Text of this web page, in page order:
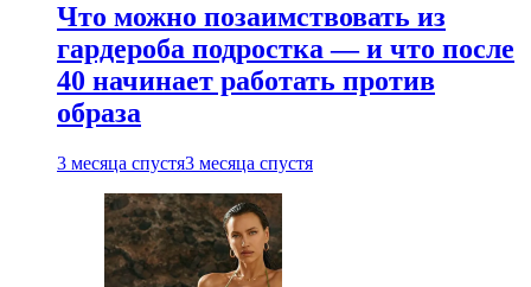
Что можно позаимствовать из
гардероба подростка — и что после
40 начинает работать против
образа
3 месяца спустя3 месяца спустя